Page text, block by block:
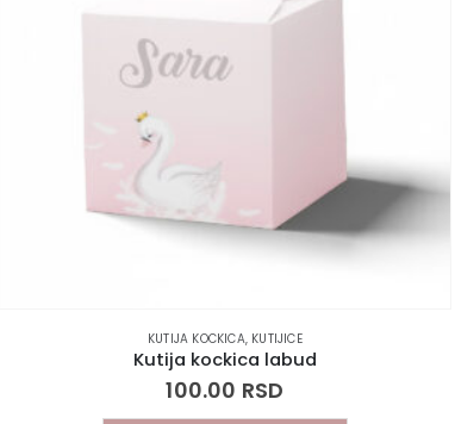
KUTIJA KOCKICA, KUTIJICE
Kutija kockica labud
100.00 RSD